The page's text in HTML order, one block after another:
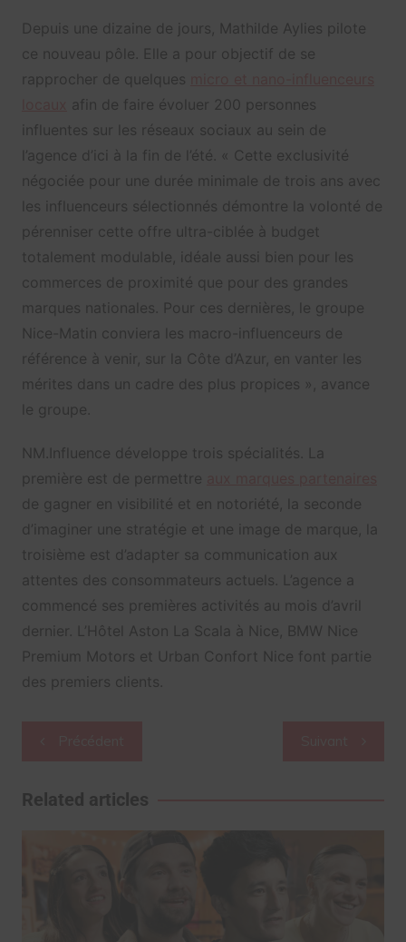
Depuis une dizaine de jours, Mathilde Aylies pilote
ce nouveau pôle. Elle a pour objectif de se
rapprocher de quelques
afin de faire évoluer 200 personnes
influentes sur les réseaux sociaux au sein de
l’agence d’ici à la fin de l’été. « Cette exclusivité
négociée pour une durée minimale de trois ans avec
les influenceurs sélectionnés démontre la volonté de
pérenniser cette offre ultra-ciblée à budget
totalement modulable, idéale aussi bien pour les
commerces de proximité que pour des grandes
marques nationales. Pour ces dernières, le groupe
Nice-Matin conviera les macro-influenceurs de
référence à venir, sur la Côte d’Azur, en vanter les
mérites dans un cadre des plus propices », avance
le groupe.
NM.Influence développe trois spécialités. La
première est de permettre
de gagner en visibilité et en notoriété, la seconde
d’imaginer une stratégie et une image de marque, la
troisième est d’adapter sa communication aux
attentes des consommateurs actuels. L’agence a
commencé ses premières activités au mois d’avril
dernier. L’Hôtel Aston La Scala à Nice, BMW Nice
Premium Motors et Urban Confort Nice font partie
des premiers clients.
l’article
Related articles